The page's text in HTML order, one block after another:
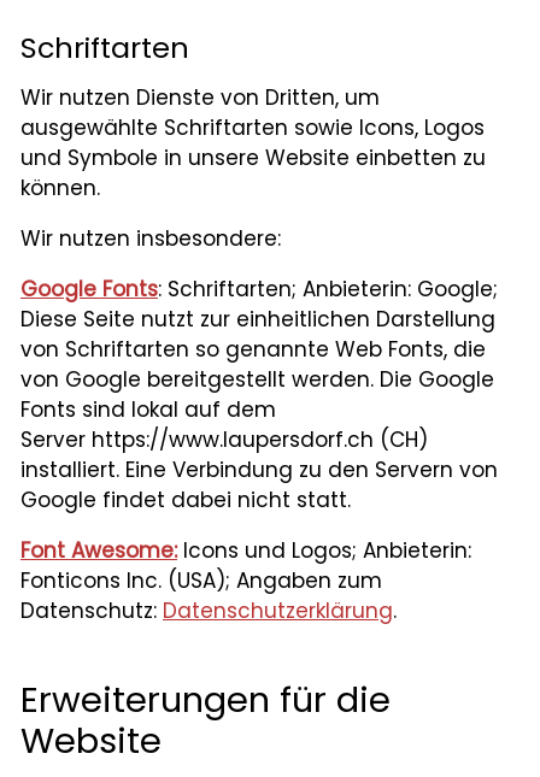
Schriftarten
Wir nutzen Dienste von Dritten, um
ausgewählte Schriftarten sowie Icons, Logos
und Symbole in unsere Website einbetten zu
können.
Wir nutzen insbesondere:
Google Fonts: Schriftarten; Anbieterin: Google;
Diese Seite nutzt zur einheitlichen Darstellung
von Schriftarten so genannte Web Fonts, die
von Google bereitgestellt werden. Die Google
Fonts sind lokal auf dem
Server https://www.laupersdorf.ch (CH)
installiert. Eine Verbindung zu den Servern von
Google findet dabei nicht statt.
Font Awesome:Icons und Logos; Anbieterin:
Fonticons Inc. (USA); Angaben zum
Datenschutz: Datenschutzerklärung.
Erweiterungen für die
Website